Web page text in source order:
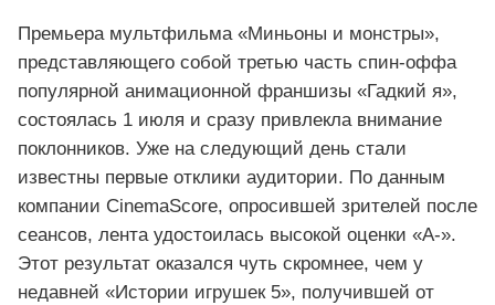
Премьера мультфильма «Миньоны и монстры»,
представляющего собой третью часть спин‑оффа
популярной анимационной франшизы «Гадкий я»,
состоялась 1 июля и сразу привлекла внимание
поклонников. Уже на следующий день стали
известны первые отклики аудитории. По данным
компании CinemaScore, опросившей зрителей после
сеансов, лента удостоилась высокой оценки «А‑».
Этот результат оказался чуть скромнее, чем у
недавней «Истории игрушек 5», получившей от